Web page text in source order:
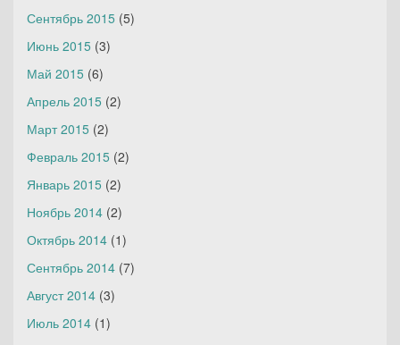
Сентябрь 2015 (5)
Июнь 2015 (3)
Май 2015 (6)
Апрель 2015 (2)
Март 2015 (2)
Февраль 2015 (2)
Январь 2015 (2)
Ноябрь 2014 (2)
Октябрь 2014 (1)
Сентябрь 2014 (7)
Август 2014 (3)
Июль 2014 (1)